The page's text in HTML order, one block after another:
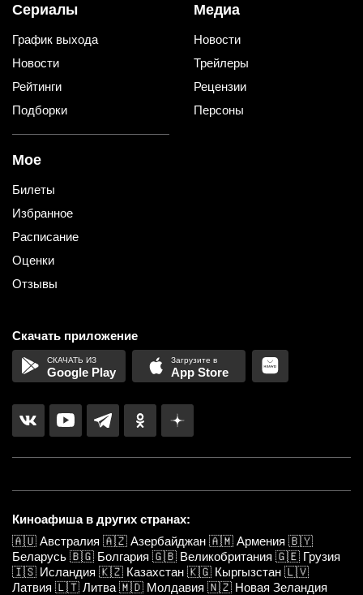
Сериалы
График выхода
Новости
Рейтинги
Подборки
Медиа
Новости
Трейлеры
Рецензии
Персоны
Мое
Билеты
Избранное
Расписание
Оценки
Отзывы
Скачать приложение
Google Play App Store
Киноафиша в других странах:
🇦🇺 Австралия 🇦🇿 Азербайджан 🇦🇲 Армения 🇧🇾
Беларусь 🇧🇬 Болгария 🇬🇧 Великобритания 🇬🇪 Грузия
🇮🇸 Исландия 🇰🇿 Казахстан 🇰🇬 Кыргызстан 🇱🇻
Латвия 🇱🇹 Литва 🇲🇩 Молдавия 🇳🇿 Новая Зеландия